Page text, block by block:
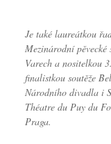
Je také laureátkou
Mezinárodní
Varech a nositelkou
finalistkou soutěže
Národního divadla i
Théatre du Puy du
Praga.